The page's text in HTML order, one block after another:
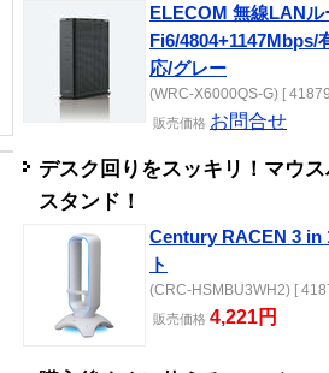
ELECOM 無線LAN
Fi6/4804+1147Mbps/
応/グレー
(WRC-X6000QS-G) [
販売価格 お問合せ
デスク回りをスッキリ！マウ
スタンド！
Century RACEN 3 in
ト
(CRC-HSMBU3WH2) [
販売価格 4,221円